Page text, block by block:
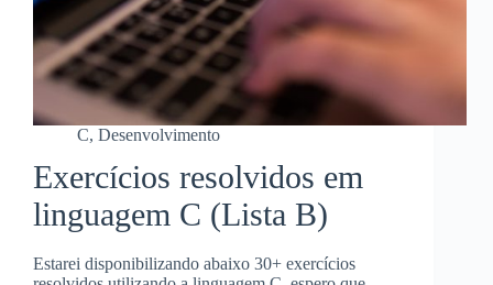
C, Desenvolvimento
Exercícios resolvidos em
linguagem C (Lista B)
Estarei disponibilizando abaixo 30+ exercícios